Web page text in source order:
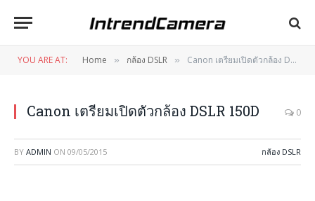
YOU ARE AT: Home » กล้อง DSLR » Canon เตรียมเปิดตัวกล้อง DSLR 150D
Canon เตรียมเปิดตัวกล้อง DSLR 150D 0
BY ADMIN ON 09/05/2015 กล้อง DSLR